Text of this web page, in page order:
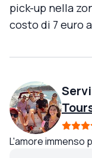
pick-up nella
costo di 7 euro
L'amore immenso